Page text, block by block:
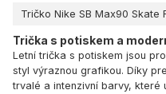
Tričko Nike SB Max90 Skate
Trička s potiskem a
Letní trička s potiskem jsou
styl výraznou grafikou. Díky
trvalé a intenzivní barvy, které